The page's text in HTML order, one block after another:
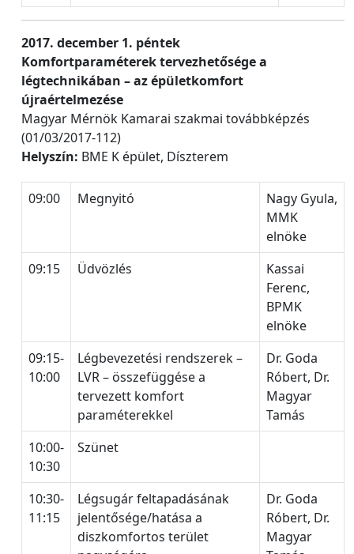
2017. december 1. péntek
Komfortparaméterek tervezhetősége a
légtechnikában – az épületkomfort
újraértelmezése
Magyar Mérnök Kamarai szakmai továbbképzés
(01/03/2017-112)
Helyszín: BME K épület, Díszterem
09:00 Megnyitó
Nagy Gyula,
MMK
elnöke
09:15
Üdvözlés
Kassai
Ferenc,
BPMK
elnöke
09:15-
10:00
Légbevezetési rendszerek –
LVR – összefüggése a
tervezett komfort
paraméterekkel
Dr. Goda
Róbert, Dr.
Magyar
Tamás
10:00-
10:30
Szünet
10:30-
11:15
Légsugár feltapadásának
jelentősége/hatása a
diszkomfortos terület
Dr. Goda
Róbert, Dr.
Magyar